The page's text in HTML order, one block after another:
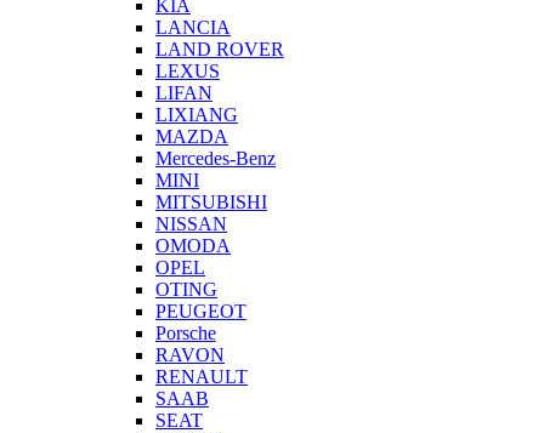
KIA
LANCIA
LAND ROVER
LEXUS
LIFAN
LIXIANG
MAZDA
Mercedes-Benz
MINI
MITSUBISHI
NISSAN
OMODA
OPEL
OTING
PEUGEOT
Porsche
RAVON
RENAULT
SAAB
SEAT